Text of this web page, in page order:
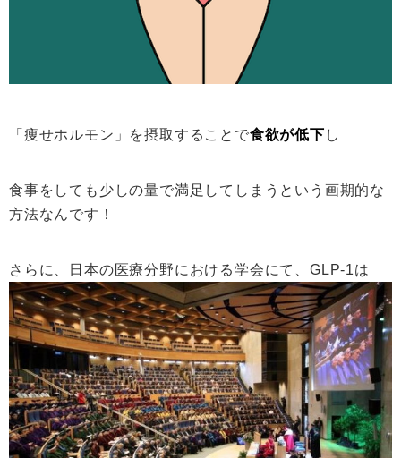
「痩せホルモン」を摂取することで食欲が低下 し
食事をしても少しの量で満足してしまうという画期的な
方法なんです！
さらに、日本の医療分野における学会にて、GLP-1は